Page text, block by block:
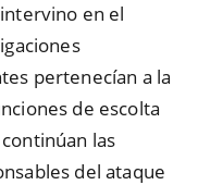
en el
pertenecían a la
de escolta
las
del ataque